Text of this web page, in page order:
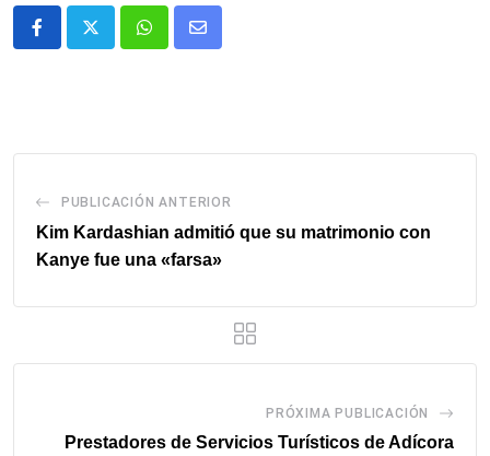
WhatsappComparte
PUBLICACIÓN ANTERIOR
Kim Kardashian admitió que su matrimonio con
Kanye fue una «farsa»
PRÓXIMA PUBLICACIÓN
Prestadores de Servicios Turísticos de Adícora